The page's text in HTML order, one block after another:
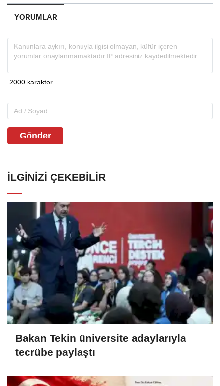
YORUMLAR
Gönder
İLGINIZI ÇEKEBILIR
Bakan Tekin üniversite adaylarıyla
tecrübe paylaştı